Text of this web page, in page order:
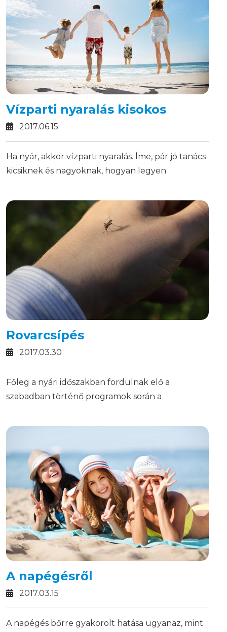
Vízparti nyaralás kisokos
2017.06.15
Ha nyár, akkor vízparti nyaralás. Íme, pár jó tanács
kicsiknek és nagyoknak, hogyan legyen
Rovarcsípés
2017.03.30
Főleg a nyári időszakban fordulnak elő a
szabadban történő programok során a
A napégésről
2017.03.15
A napégés bőrre gyakorolt hatása ugyanaz, mint